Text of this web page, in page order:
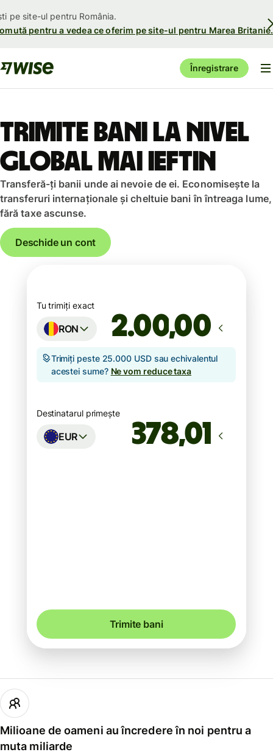
pe site-ul pentru România.
pentru a vedea ce oferim pe site-ul pentru Marea Britanie.
Înregistrare
Trimite bani la nivel
global mai ieftin
Transferă-ți banii unde ai nevoie de ei. Economisește la
transferuri internaționale și cheltuie bani în întreaga lume,
fără taxe ascunse.
Deschide un cont
Tu trimiți exact
RON ,00
Trimiți peste 25.000 USD sau echivalentul
acestei sume? Ne vom reduce taxa
Destinatarul primește
EUR
Trimite bani
Milioane de oameni au încredere în noi pentru a
muta miliarde